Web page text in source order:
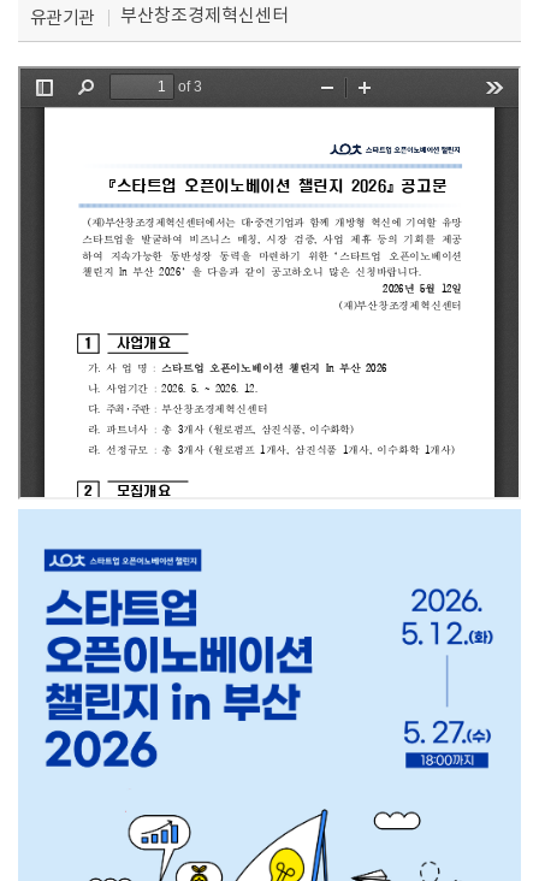
유관기관 부산창조경제혁신센터